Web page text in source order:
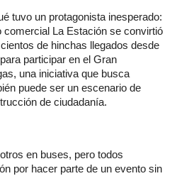
tuvo un protagonista inesperado:
comercial La Estación se convirtió
de hinchas llegados desde
participar en el Gran
una iniciativa que busca
puede ser un escenario de
de ciudadanía.
en buses, pero todos
por hacer parte de un evento sin